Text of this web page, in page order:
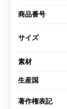
商品番号
サイズ
素材
生産国
著作権表記